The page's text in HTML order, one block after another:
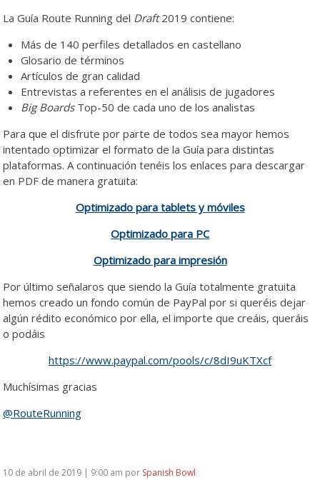
La Guía Route Running del Draft2019 contiene:
Más de 140 perfiles detallados en castellano
Glosario de términos
Artículos de gran calidad
Entrevistas a referentes en el análisis de jugadores
Big BoardsTop-50 de cada uno de los analistas
Para que el disfrute por parte de todos sea mayor hemos
intentado optimizar el formato de la Guía para distintas
plataformas. A continuación tenéis los enlaces para descargar
en PDF de manera gratuita:
Optimizado para tablets y móviles
Optimizado para PC
Optimizado para impresión
Por último señalaros que siendo la Guía totalmente gratuita
hemos creado un fondo común de PayPal por si queréis dejar
algún rédito económico por ella, el importe que creáis, queráis
o podáis
https://www.paypal.com/pools/c/8dI9uKTXcf
Muchísimas gracias
@RouteRunning
10 de abril de 2019 | 9:00 am por Spanish Bowl